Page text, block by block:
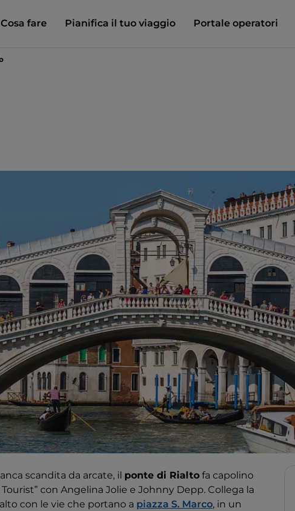
Cosa fare Pianifica il tuo viaggio Portale operatori
scandita da arcate, il ponte di Rialto fa capolino
con Angelina Jolie e Johnny Depp. Collega la
con le vie che portano a piazza S. Marco, in un